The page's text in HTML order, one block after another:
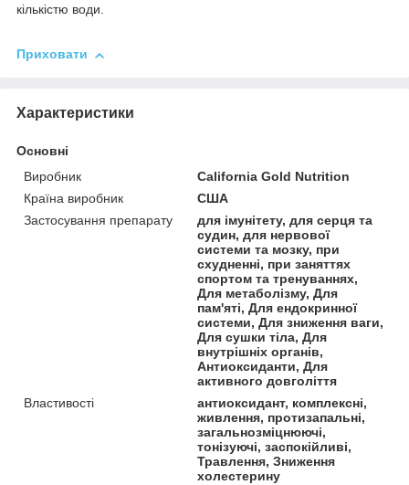
кількістю води.
Приховати
Характеристики
Основні
Виробник
California Gold Nutrition
Країна виробник
США
Застосування препарату
для імунітету, для серця та
судин, для нервової
системи та мозку, при
схудненні, при заняттях
спортом та тренуваннях,
Для метаболізму, Для
пам'яті, Для ендокринної
системи, Для зниження ваги,
Для сушки тіла, Для
внутрішніх органів,
Антиоксиданти, Для
активного довголіття
Властивості
антиоксидант, комплексні,
живлення, протизапальні,
загальнозміцнюючі,
тонізуючі, заспокійливі,
Травлення, Зниження
холестерину